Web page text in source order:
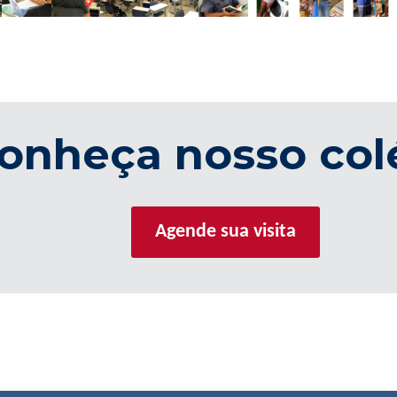
nosso
Agende sua visita